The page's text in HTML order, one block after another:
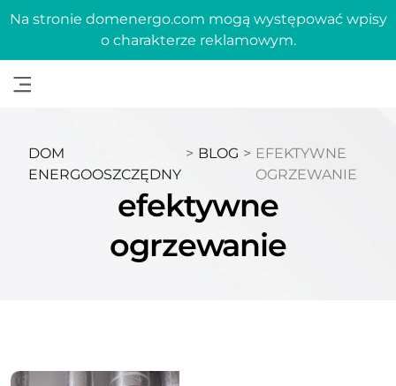
Na stronie domenergo.com mogą występować wpisy
o charakterze reklamowym.
DOM
ENERGOOSZCZĘDNY
> BLOG > EFEKTYWNE
OGRZEWANIE
efektywne
ogrzewanie